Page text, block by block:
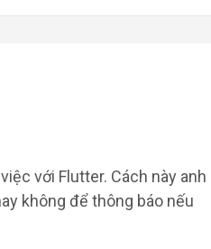
với Flutter. Cách này anh
không để thông báo nếu